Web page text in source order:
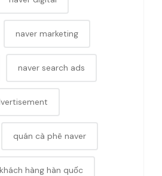
naver marketing
naver search ads
quán cà phê naver
hàng hàn quốc